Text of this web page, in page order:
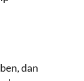
dan